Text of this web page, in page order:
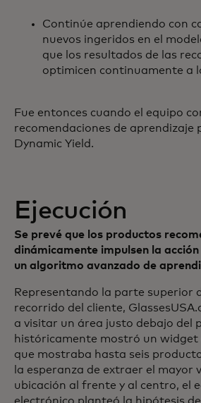
Continúe aprendiendo con
nuevos ingeridos en el
que los resultados de las
optimicen continuamente a
Fue entonces cuando el equipo
recomendaciones de aprendizaje
Dynamic Yield.
Ejecución
Se prevé que los productos
dinámicamente impulsen la
un algoritmo avanzado de
Representando la parte superior
recorrido del cliente,
a visitar un área justo debajo del
históricamente mostró un widget
que mostraba hasta seis
la esperanza de extraer el mayor
ubicación al frente y al centro, el